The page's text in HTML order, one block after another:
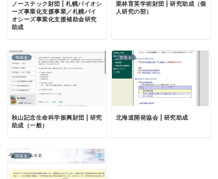
ノーステック財団 | 札幌バイオシ
ーズ事業化支援事業／札幌バイ
オシーズ事業化支援補助金研究
助成
栗林育英学術財団 | 研究助成（個
人研究の部）
助成金
秋山記念生命科学振興財団 | 研究
助成（一般）
助成金
北海道開発協会 | 研究助成
助成金